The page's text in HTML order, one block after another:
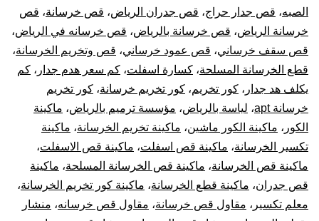
الصبه، قص جدار حراج، قص جدران الرياض، قص خرسانة، قص
خرسانة الرياض، قص خرسانة بالرياض، قص خرسانه في الرياض،
قص سقف خرساني، قص عمود خرساني، قص وتخريم الخرسانة،
قطع الخرسانة المسلحة، كسارة اسفلت، كم سعر هدم جدار ، كم
يكلف هد جدار ، كور تخريم، كور تخريم خرسانة، كور تخريم
خرسانة apt
، لياسة بالرياض، مؤسسة ترميم بالرياض، ماكينة
الكور ، ماكينة الكور ماشين، ماكينة تخريم الخرسانة، ماكينة
تكسير الخرسانة، ماكينة قص اسفلت، ماكينة قص الاسفلت،
ماكينة قص الخرسانة، ماكينة قص الخرسانة المسلحة، ماكينة
قص جدران، ماكينة قطع الخرسانة، ماكينة كور تخريم الخرسانة،
معلم تكسير ، مقاول قص خرسانة، مقاول قص خرسانه، منشار